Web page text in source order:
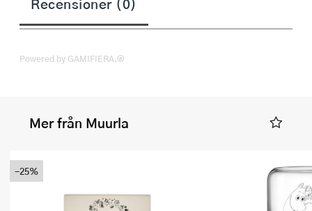
Powered by GAMIFIERA.®
Mer från Muurla
-25%